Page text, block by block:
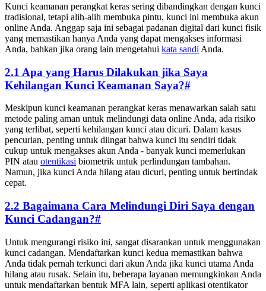
Kunci keamanan perangkat keras sering dibandingkan dengan kunci
tradisional, tetapi alih-alih membuka pintu, kunci ini membuka akun
online Anda. Anggap saja ini sebagai padanan digital dari kunci fisik
yang memastikan hanya Anda yang dapat mengakses informasi
Anda, bahkan jika orang lain mengetahui kata sandi Anda.
2.1 Apa yang Harus Dilakukan jika Saya
Kehilangan Kunci Keamanan Saya?#
Meskipun kunci keamanan perangkat keras menawarkan salah satu
metode paling aman untuk melindungi data online Anda, ada risiko
yang terlibat, seperti kehilangan kunci atau dicuri. Dalam kasus
pencurian, penting untuk diingat bahwa kunci itu sendiri tidak
cukup untuk mengakses akun Anda - banyak kunci memerlukan
PIN atau otentikasi biometrik untuk perlindungan tambahan.
Namun, jika kunci Anda hilang atau dicuri, penting untuk bertindak
cepat.
2.2 Bagaimana Cara Melindungi Diri Saya dengan
Kunci Cadangan?#
Untuk mengurangi risiko ini, sangat disarankan untuk menggunakan
kunci cadangan. Mendaftarkan kunci kedua memastikan bahwa
Anda tidak pernah terkunci dari akun Anda jika kunci utama Anda
hilang atau rusak. Selain itu, beberapa layanan memungkinkan Anda
untuk mendaftarkan bentuk MFA lain, seperti aplikasi otentikator